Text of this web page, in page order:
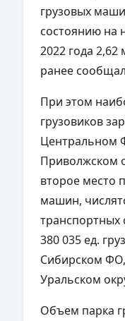
грузовых
состоянию на
2022 года 2,62
ранее
При этом
грузовиков
Центральном
Приволжском
второе место
машин,
транспортных
380 035 ед.
Сибирском
Уральском
Объем парка